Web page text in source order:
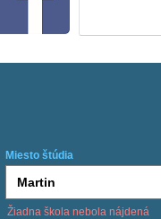
Miesto štúdia
Žiadna škola nebola nájdená